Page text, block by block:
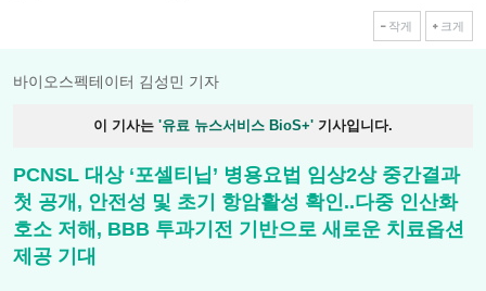
작게 크게
바이오스펙테이터 김성민 기자
이 기사는 '유료 뉴스서비스 BioS+' 기사입니다.
PCNSL 대상 ‘포셀티닙’ 병용요법 임상2상 중간결과
첫 공개, 안전성 및 초기 항암활성 확인..다중 인산화
호소 저해, BBB 투과기전 기반으로 새로운 치료옵션
제공 기대